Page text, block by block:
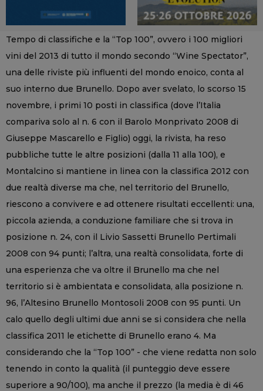
Tempo di classifiche e la “Top 100”, ovvero i 100 migliori
vini del 2013 di tutto il mondo secondo “Wine Spectator”,
una delle riviste più influenti del mondo enoico, conta al
suo interno due Brunello. Dopo aver svelato, lo scorso 15
novembre, i primi 10 posti in classifica (dove l’Italia
compariva solo al n. 6 con il Barolo Monprivato 2008 di
Giuseppe Mascarello e Figlio) oggi, la rivista, ha reso
pubbliche tutte le altre posizioni (dalla 11 alla 100), e
Montalcino si mantiene in linea con la classifica 2012 con
due realtà diverse ma che, nel territorio del Brunello,
riescono a convivere e ad ottenere risultati eccellenti: una,
piccola azienda, a conduzione familiare che si trova in
posizione n. 24, con il Livio Sassetti Brunello Pertimali
2008 con 94 punti; l’altra, una realtà consolidata, forte di
una esperienza che va oltre il Brunello ma che nel
territorio si è ambientata e consolidata, alla posizione n.
96, l’Altesino Brunello Montosoli 2008 con 95 punti. Un
calo quello degli ultimi due anni se si considera che nella
classifica 2011 le etichette di Brunello erano 4. Ma
considerando che la “Top 100” - che viene redatta non solo
tenendo in conto la qualità (il punteggio deve essere
superiore a 90/100), ma anche il prezzo (la media è di 46